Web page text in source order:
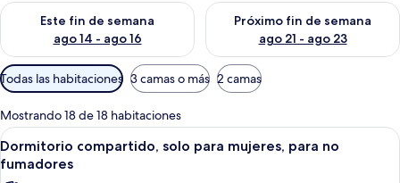
Este fin de semana
ago 14 - ago 16
Consulta la disponibilidad para este fin de semana ago 14 -
Próximo fin de semana
ago 21 - ago 23
Consulta la disponibilidad
Filtros
disponibles
para
las
habitaciones
Todas las habitaciones 3 camas o más 2 camas
Mostrando 18 de 18 habitaciones
Abrir
todas
las
Habitación con literas, paredes de
2
Dormitorio compartido, solo para mujeres, para no
fumadores